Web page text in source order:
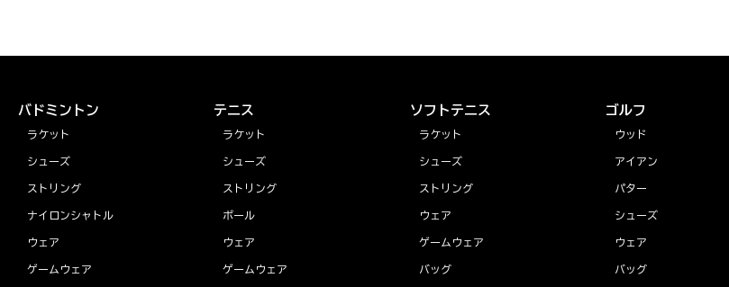
バドミントン
ラケット
シューズ
ストリング
ナイロンシャトル
ウェア
ゲームウェア
テニス
ラケット
シューズ
ストリング
ボール
ウェア
ゲームウェア
ソフトテニス
ラケット
シューズ
ストリング
ウェア
ゲームウェア
バッグ
ゴルフ
ウッド
アイアン
パター
シューズ
ウェア
バッグ